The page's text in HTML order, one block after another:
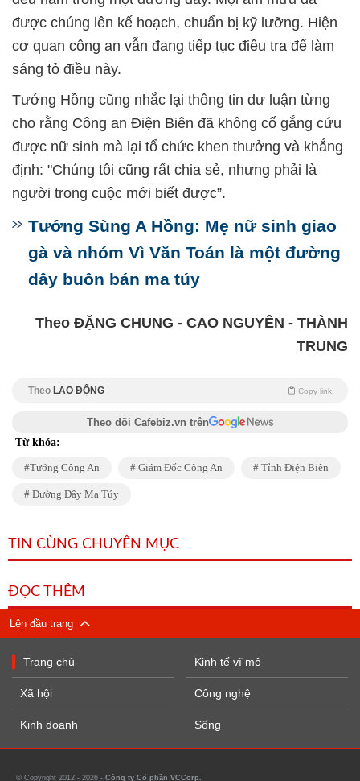
được chúng lên kế hoạch, chuẩn bị kỹ lưỡng. Hiện
cơ quan công an vẫn đang tiếp tục điều tra để làm
sáng tỏ điều này.
Tướng Hồng cũng nhắc lại thông tin dư luận từng
cho rằng Công an Điện Biên đã không cố gắng cứu
được nữ sinh mà lại tổ chức khen thưởng và khẳng
định: "Chúng tôi cũng rất chia sẻ, nhưng phải là
người trong cuộc mới biết được”.
Tướng Sùng A Hồng: Mẹ nữ sinh giao
gà và nhóm Vì Văn Toán là một đường
dây buôn bán ma túy
Theo ĐẶNG CHUNG - CAO NGUYÊN - THÀNH
TRUNG
Theo LAO ĐỘNG Copy link
Theo dõi Cafebiz.vn trên
Từ khóa:
Tướng Công An Giám Đốc Công An Tỉnh Điện Biên
Đường Dây Ma Túy
TIN CÙNG CHUYÊN MỤC
ĐỌC THÊM
Lên đầu trang
Trang chủ
Xã hội
Kinh doanh
Kinh tế vĩ mô
Công nghệ
Sống
© Copyright 2012 - 2026 - Công ty Cổ phần VCCorp.